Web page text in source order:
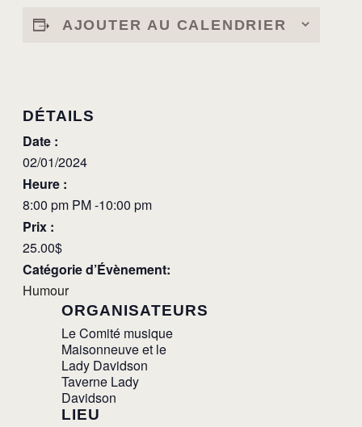
AJOUTER AU CALENDRIER
DÉTAILS
Date :
02/01/2024
Heure :
8:00 pm PM -10:00 pm
Prix :
25.00$
Catégorie d’Évènement:
Humour
LIEU
ORGANISATEURS
Le Comité musique
Maisonneuve et le
Lady Davidson
Taverne Lady
Davidson